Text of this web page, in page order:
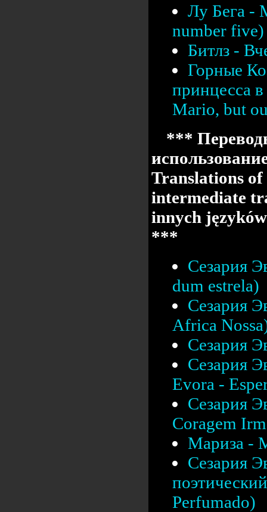
Лу Бега -
number five)
Битлз -
Горные
принцесса
Mario, but
***
Translations of
intermediate
innych
***
Сезария
dum estrela)
Сезария
Africa
Сезария
Сезария
Evora -
Сезария
Coragem
Мариза -
Сезария
Perfumado)